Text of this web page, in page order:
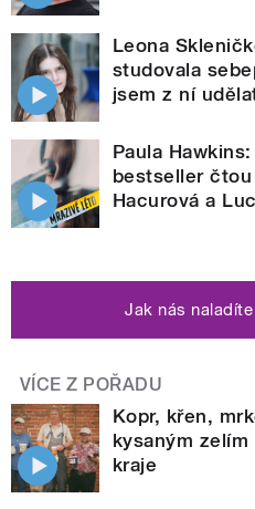
Leona
studovala
jsem z ní
Paula
bestseller čtou
Hacurová a
Jak nás
VÍCE Z POŘADU
Kopr, křen,
kysaným
kraje